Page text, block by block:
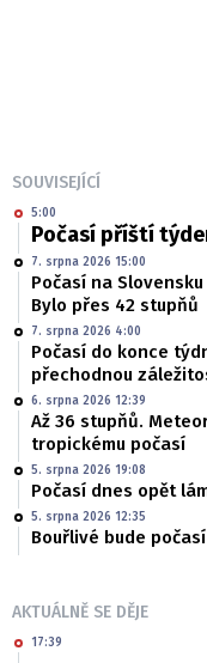
SOUVISEJÍCÍ
5:00
Počasí příští
7. srpna 2026 15:00
Počasí na
Bylo přes 42 stupňů
7. srpna 2026 4:00
Počasí do konce
přechodnou
6. srpna 2026 12:39
Až 36 stupňů.
tropickému počasí
5. srpna 2026 19:08
Počasí dnes opět
5. srpna 2026 12:35
Bouřlivé bude
AKTUÁLNĚ SE DĚJE
17:39